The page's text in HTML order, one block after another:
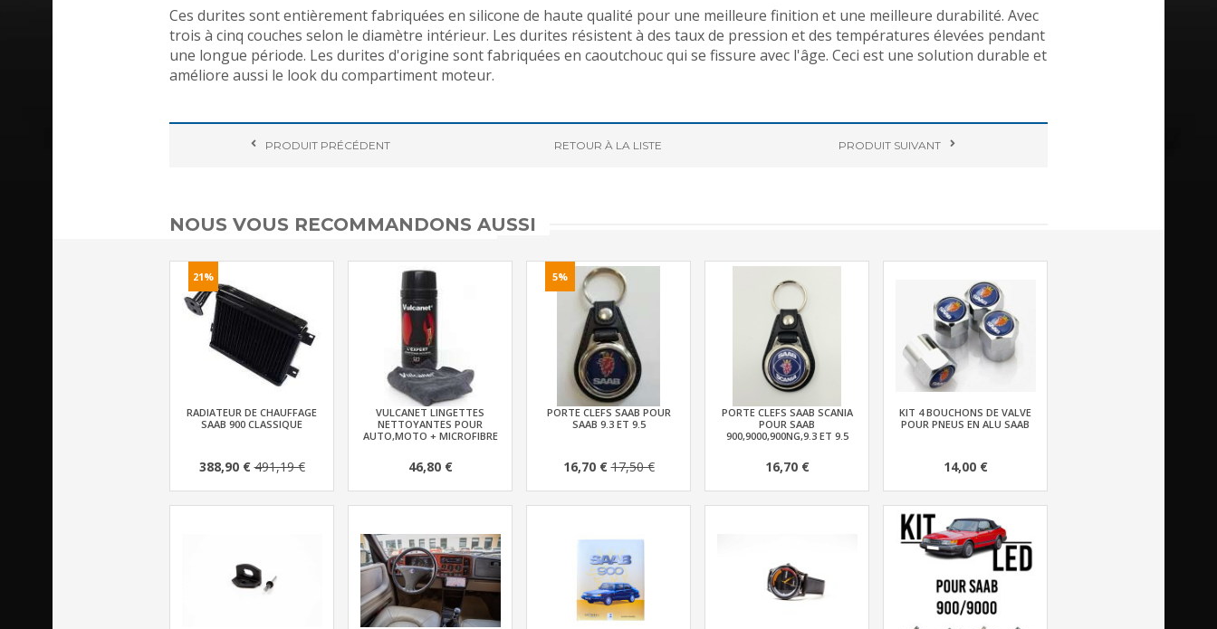
Ces durites sont entièrement fabriquées en silicone de haute qualité pour une meilleure finition et une meilleure durabilité. Avec
trois à cinq couches selon le diamètre intérieur. Les durites résistent à des taux de pression et des températures élevées pendant
une longue période. Les durites d'origine sont fabriquées en caoutchouc qui se fissure avec l'âge. Ceci est une solution durable et
améliore aussi le look du compartiment moteur.
PRODUIT PRÉCÉDENT RETOUR À LA LISTE PRODUIT SUIVANT
NOUS VOUS RECOMMANDONS AUSSI
21%
RADIATEUR DE CHAUFFAGE
SAAB 900 CLASSIQUE
388,90 €491,19 €
VULCANET LINGETTES
NETTOYANTES POUR
AUTO,MOTO + MICROFIBRE
46,80 €
5%
PORTE CLEFS SAAB POUR
SAAB 9.3 ET 9.5
16,70 €17,50 €
PORTE CLEFS SAAB SCANIA
POUR SAAB
900,9000,900NG,9.3 ET 9.5
16,70 €
KIT 4 BOUCHONS DE VALVE
POUR PNEUS EN ALU SAAB
14,00 €